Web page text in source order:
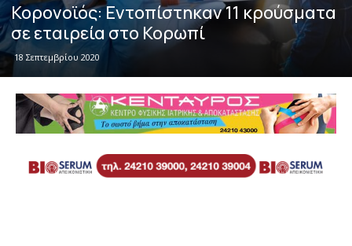
Κορονοϊός: Εντοπίστηκαν 11 κρούσματα
σε εταιρεία στο Κορωπί
18 Σεπτεμβρίου 2020